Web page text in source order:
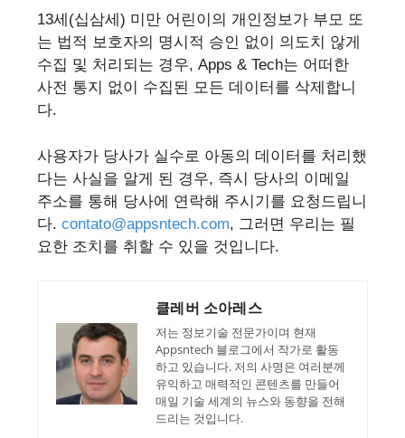
13세(십삼세) 미만 어린이의 개인정보가 부모 또
는 법적 보호자의 명시적 승인 없이 의도치 않게
수집 및 처리되는 경우, Apps & Tech는 어떠한
사전 통지 없이 수집된 모든 데이터를 삭제합니
다.
사용자가 당사가 실수로 아동의 데이터를 처리했
다는 사실을 알게 된 경우, 즉시 당사의 이메일
주소를 통해 당사에 연락해 주시기를 요청드립니
다.contato@appsntech.com, 그러면 우리는 필
요한 조치를 취할 수 있을 것입니다.
클레버 소아레스
저는 정보기술 전문가이며 현재
Appsntech 블로그에서 작가로 활동
하고 있습니다. 저의 사명은 여러분께
유익하고 매력적인 콘텐츠를 만들어
매일 기술 세계의 뉴스와 동향을 전해
드리는 것입니다.